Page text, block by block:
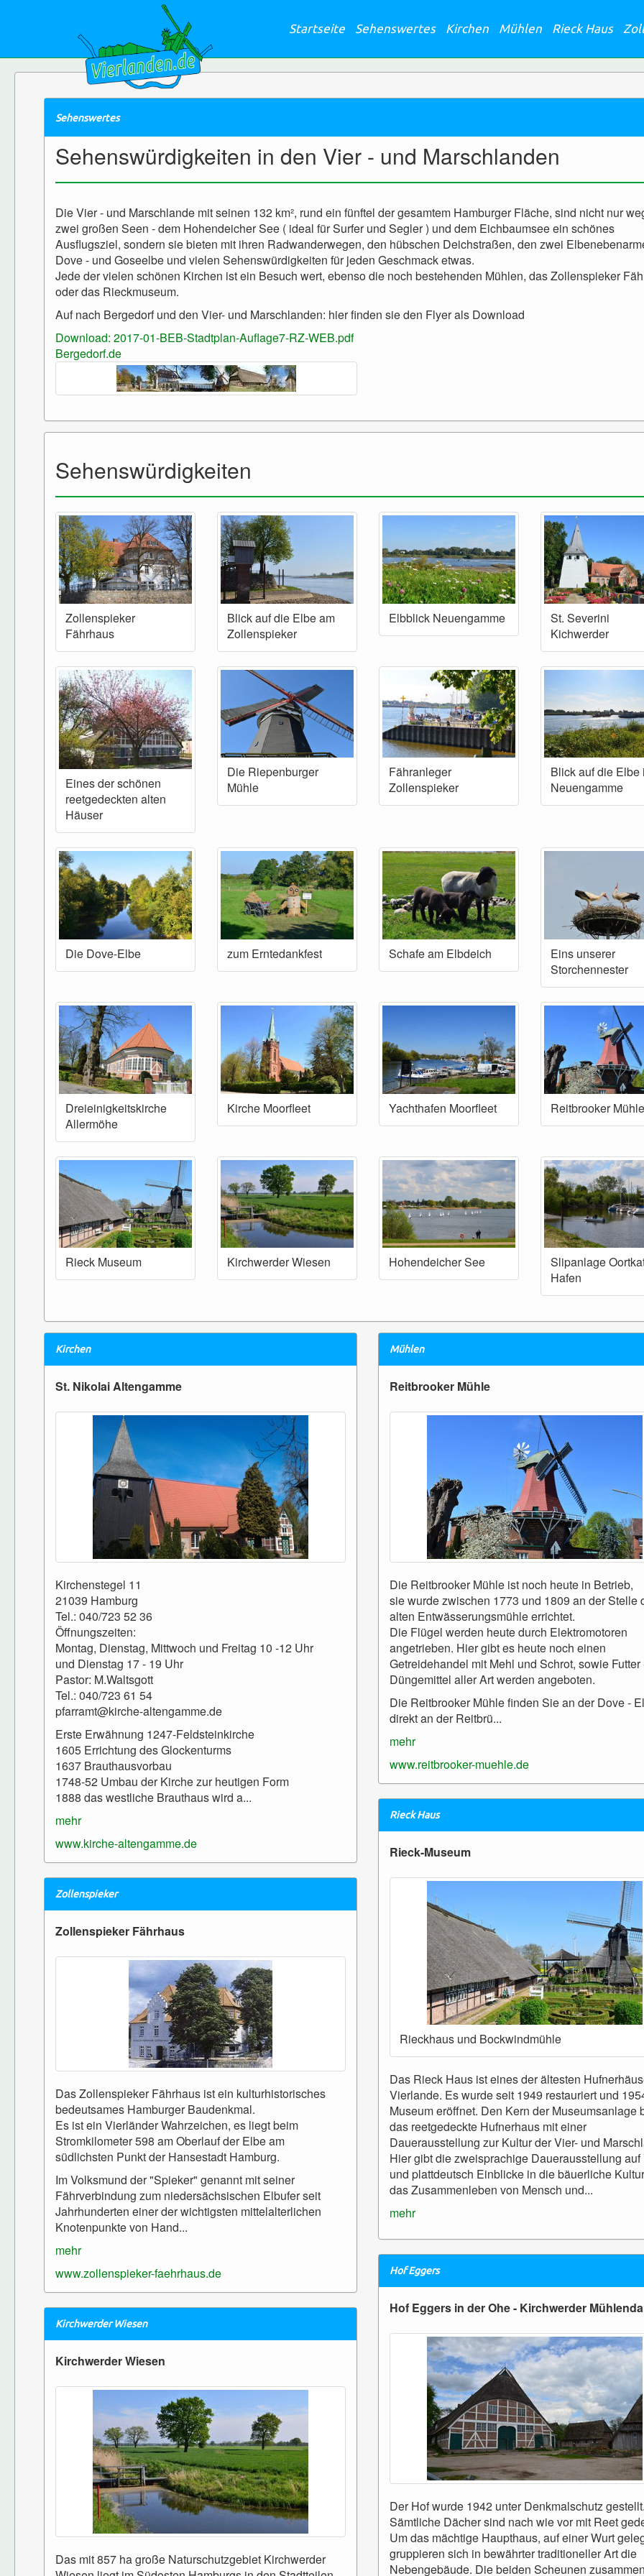
Startseite Sehenswertes Kirchen Mühlen Rieck Haus
Sehenswertes
Sehenswürdigkeiten in den Vier - und Marschlanden
Die Vier - und Marschlande mit seinen 132 km², rund ein fünftel der gesamtem Hamburger Fläche, sind nicht nur
zwei großen Seen - dem Hohendeicher See ( ideal für Surfer und Segler ) und dem Eichbaumsee ein schönes
Ausflugsziel, sondern sie bieten mit ihren Radwanderwegen, den hübschen Deichstraßen, den zwei
Dove - und Goseelbe und vielen Sehenswürdigkeiten für jeden Geschmack etwas.
Jede der vielen schönen Kirchen ist ein Besuch wert, ebenso die noch bestehenden Mühlen, das Zollenspieker
oder das Rieckmuseum.
Auf nach Bergedorf und den Vier- und Marschlanden: hier finden sie den Flyer als Download
Download: 2017-01-BEB-Stadtplan-Auflage7-RZ-WEB.pdf
Bergedorf.de
Sehenswürdigkeiten
Zollenspieker
Fährhaus
Blick auf die Elbe am
Zollenspieker
Elbblick Neuengamme
St. Severini
Kichwerder
Eines der schönen
reetgedeckten alten
Häuser
Die Riepenburger
Mühle
Fähranleger
Zollenspieker
Blick auf die Elbe
Neuengamme
Die Dove-Elbe zum Erntedankfest Schafe am Elbdeich
Eins unserer
Storchennester
Dreieinigkeitskirche
Allermöhe
Kirche Moorfleet Yachthafen Moorfleet Reitbrooker Mühle
Rieck Museum Kirchwerder Wiesen Hohendeicher See
Slipanlage
Hafen
Kirchen
St. Nikolai Altengamme
Kirchenstegel 11
21039 Hamburg
Tel.: 040/723 52 36
Öffnungszeiten:
Montag, Dienstag, Mittwoch und Freitag 10 -12 Uhr
und Dienstag 17 - 19 Uhr
Pastor: M.Waltsgott
Tel.: 040/723 61 54
pfarramt@kirche-altengamme.de
Erste Erwähnung 1247-Feldsteinkirche
1605 Errichtung des Glockenturms
1637 Brauthausvorbau
1748-52 Umbau der Kirche zur heutigen Form
1888 das westliche Brauthaus wird a...
mehr
www.kirche-altengamme.de
Mühlen
Reitbrooker Mühle
Die Reitbrooker Mühle ist noch heute in Betrieb,
sie wurde zwischen 1773 und 1809 an der Stelle
alten Entwässerungsmühle errichtet.
Die Flügel werden heute durch Elektromotoren
angetrieben. Hier gibt es heute noch einen
Getreidehandel mit Mehl und Schrot, sowie Futter
Düngemittel aller Art werden angeboten.
Die Reitbrooker Mühle finden Sie an der Dove -
direkt an der Reitbrü...
mehr
www.reitbrooker-muehle.de
Rieck Haus
Rieck-Museum
Rieckhaus und Bockwindmühle
Das Rieck Haus ist eines der ältesten
Vierlande. Es wurde seit 1949 restauriert und
Museum eröffnet. Den Kern der Museumsanlage
das reetgedeckte Hufnerhaus mit einer
Dauerausstellung zur Kultur der Vier- und
Hier gibt die zweisprachige Dauerausstellung auf
und plattdeutsch Einblicke in die bäuerliche
das Zusammenleben von Mensch und...
mehr
Zollenspieker
Zollenspieker Fährhaus
Das Zollenspieker Fährhaus ist ein kulturhistorisches
bedeutsames Hamburger Baudenkmal.
Es ist ein Vierländer Wahrzeichen, es liegt beim
Stromkilometer 598 am Oberlauf der Elbe am
südlichsten Punkt der Hansestadt Hamburg.
Im Volksmund der "Spieker" genannt mit seiner
Fährverbindung zum niedersächsischen Elbufer seit
Jahrhunderten einer der wichtigsten mittelalterlichen
Knotenpunkte von Hand...
mehr
www.zollenspieker-faehrhaus.de
Hof Eggers
Hof Eggers in der Ohe - Kirchwerder
Der Hof wurde 1942 unter Denkmalschutz
Sämtliche Dächer sind nach wie vor mit Reet
Um das mächtige Haupthaus, auf einer Wurt
gruppieren sich in bewährter traditioneller Art die
Nebengebäude. Die beiden Scheunen
Kirchwerder Wiesen
Kirchwerder Wiesen
Das mit 857 ha große Naturschutzgebiet Kirchwerder